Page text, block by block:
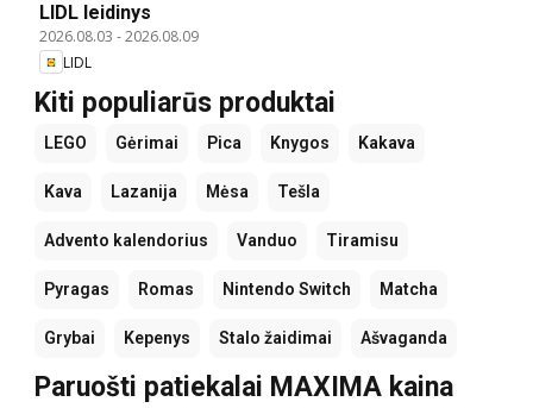
LIDL leidinys
2026.08.03 -2026.08.09
LIDL
Kiti populiarūs produktai
LEGO Gėrimai Pica Knygos Kakava
Kava Lazanija Mėsa Tešla
Advento kalendorius Vanduo Tiramisu
Pyragas Romas Nintendo Switch Matcha
Grybai Kepenys Stalo žaidimai Ašvaganda
Paruošti patiekalai MAXIMA kaina